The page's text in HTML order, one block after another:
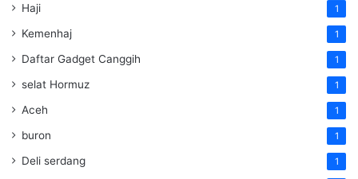
Haji 1
Kemenhaj 1
Daftar Gadget Canggih 1
selat Hormuz 1
Aceh 1
buron 1
Deli serdang 1